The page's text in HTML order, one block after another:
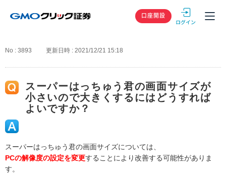
GMOクリック
口座開設
No : 3893 更新日時 : 2021/12/21 15:18
スーパーはっちゅう君の画面サイズが
小さいので大きくするにはどうすれば
よいですか？
スーパーはっちゅう君の画面サイズについては、
PCの解像度の設定を変更することにより改善する可能性がありま
す。